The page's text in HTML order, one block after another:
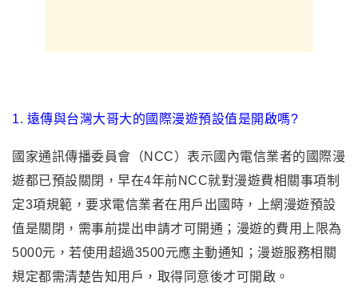
1. 遠傳與台灣大哥大的國際漫遊預設值是開啟嗎?
國家通訊傳播委員會（NCC）表示國內電信業者的國際漫
遊都已預設關閉，早在4年前NCC就對漫遊費相關事項制
定3項規範，要求電信業者在用戶出國時，上網漫遊預設
值是關閉，需事前提出申請才可開通；漫遊的費用上限為
5000元，若使用超過3500元應主動通知；漫遊服務相關
規定都需清楚告知用戶，取得同意後才可開啟。